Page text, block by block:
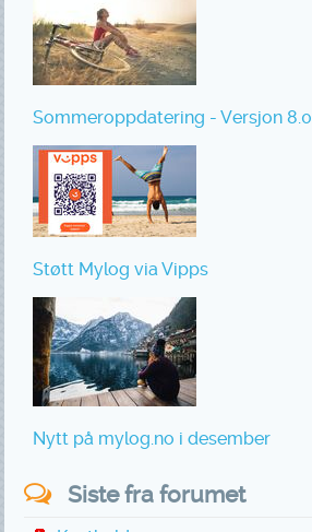
Sommeroppdatering - Versjon 8.0
Støtt Mylog via Vipps
Nytt på mylog.no i desember
Siste fra forumet